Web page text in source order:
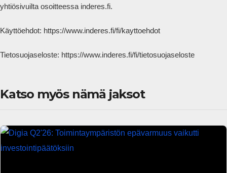
yhtiösivuilta osoitteessa inderes.fi.
Käyttöehdot: https://www.inderes.fi/fi/kayttoehdot
Tietosuojaseloste: https://www.inderes.fi/fi/tietosuojaseloste
Katso myös nämä jaksot